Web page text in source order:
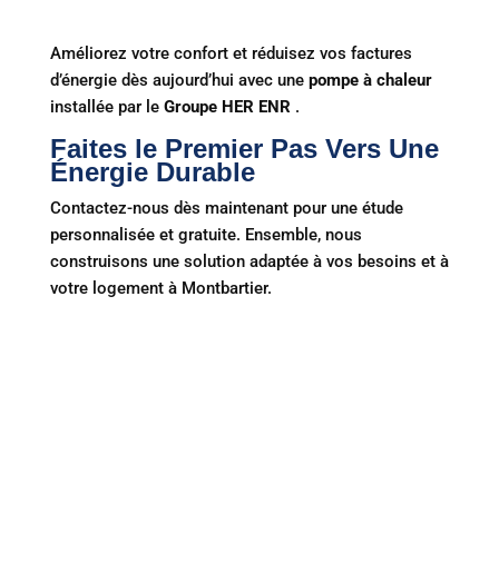
Améliorez votre confort et réduisez vos factures
d’énergie dès aujourd’hui avec une pompe à chaleur
installée par le Groupe HER ENR .
Faites le Premier Pas Vers Une
Énergie Durable
Contactez-nous dès maintenant pour une étude
personnalisée et gratuite. Ensemble, nous
construisons une solution adaptée à vos besoins et à
votre logement à Montbartier.